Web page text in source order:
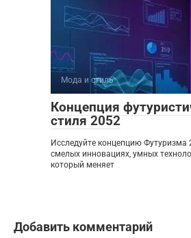
Мода и стиль
Концепция
стиля 2052
Исследуйте концепцию Футуризма
смелых инновациях, умных
который меняет
Добавить комментарий